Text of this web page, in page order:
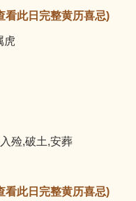
看此日完整黄历喜忌)
虎
殓,破土,安葬
看此日完整黄历喜忌)